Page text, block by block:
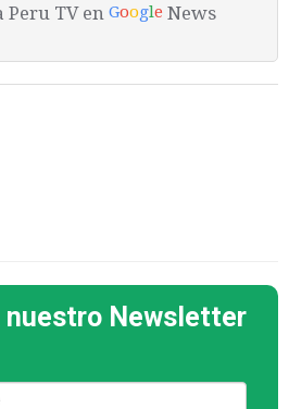
Peru TV en Google News
nuestro Newsletter